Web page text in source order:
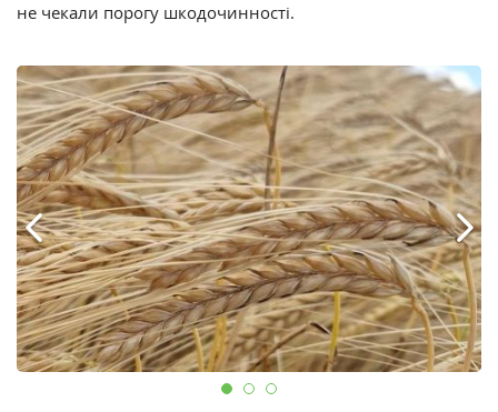
не чекали порогу шкодочинності.